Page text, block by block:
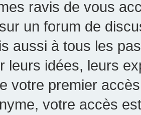
ravis de vous
un forum de
aussi à tous les
leurs idées, leurs
votre premier
votre accès